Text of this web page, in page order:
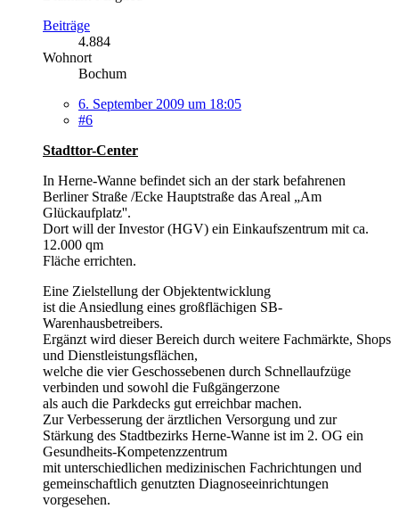
Beiträge
4.884
Wohnort
Bochum
6. September 2009 um 18:05
#6
Stadttor-Center
In Herne-Wanne befindet sich an der stark befahrenen
Berliner Straße /Ecke Hauptstraße das Areal „Am
Glückaufplatz''.
Dort will der Investor (HGV) ein Einkaufszentrum mit ca.
12.000 qm
Fläche errichten.
Eine Zielstellung der Objektentwicklung
ist die Ansiedlung eines großflächigen SB-
Warenhausbetreibers.
Ergänzt wird dieser Bereich durch weitere Fachmärkte, Shops
und Dienstleistungsflächen,
welche die vier Geschossebenen durch Schnellaufzüge
verbinden und sowohl die Fußgängerzone
als auch die Parkdecks gut erreichbar machen.
Zur Verbesserung der ärztlichen Versorgung und zur
Stärkung des Stadtbezirks Herne-Wanne ist im 2. OG ein
Gesundheits-Kompetenzzentrum
mit unterschiedlichen medizinischen Fachrichtungen und
gemeinschaftlich genutzten Diagnoseeinrichtungen
vorgesehen.